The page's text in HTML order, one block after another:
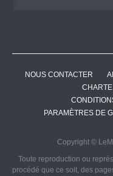
NOUS CONTACTER
PARAMÈTRES DE
Copyright ©
Toute reproduction ou
procédé que ce soit, des